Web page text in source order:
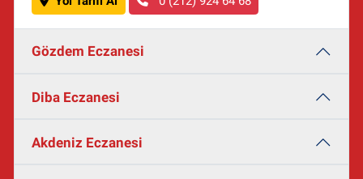
Gözdem Eczanesi
Diba Eczanesi
Akdeniz Eczanesi